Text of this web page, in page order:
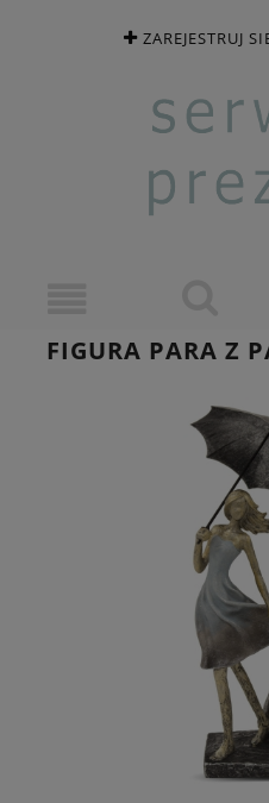
ZAREJESTRUJ
FIGURA PARA Z